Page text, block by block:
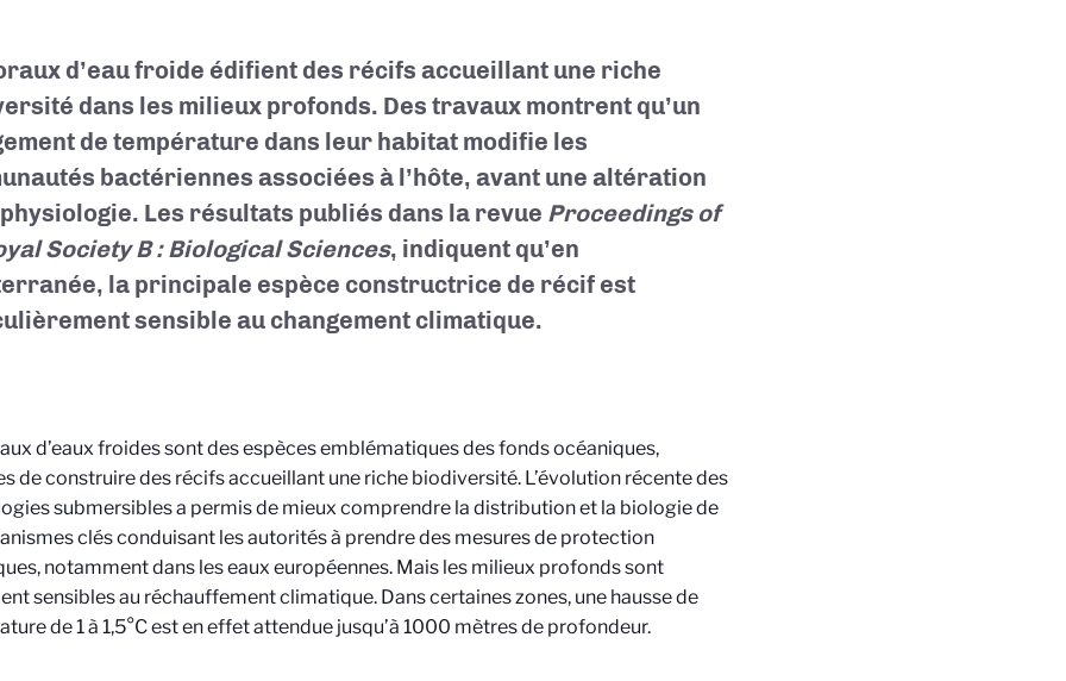
d’eau froide édifient des récifs accueillant une riche
dans les milieux profonds. Des travaux montrent qu’un
de température dans leur habitat modifie les
bactériennes associées à l’hôte, avant une altération
Les résultats publiés dans la revue Proceedings of
Society B : Biological Sciences, indiquent qu’en
la principale espèce constructrice de récif est
sensible au changement climatique.
d’eaux froides sont des espèces emblématiques des fonds océaniques,
de construire des récifs accueillant une riche biodiversité. L’évolution récente des
submersibles a permis de mieux comprendre la distribution et la biologie de
clés conduisant les autorités à prendre des mesures de protection
notamment dans les eaux européennes. Mais les milieux profonds sont
sensibles au réchauffement climatique. Dans certaines zones, une hausse de
de 1 à 1,5°C est en effet attendue jusqu’à 1000 mètres de profondeur.